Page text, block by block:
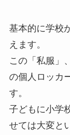
基本的に学校
えます。
この「私服」
の個人ロッカ
す。
子どもに小学
せては大変と